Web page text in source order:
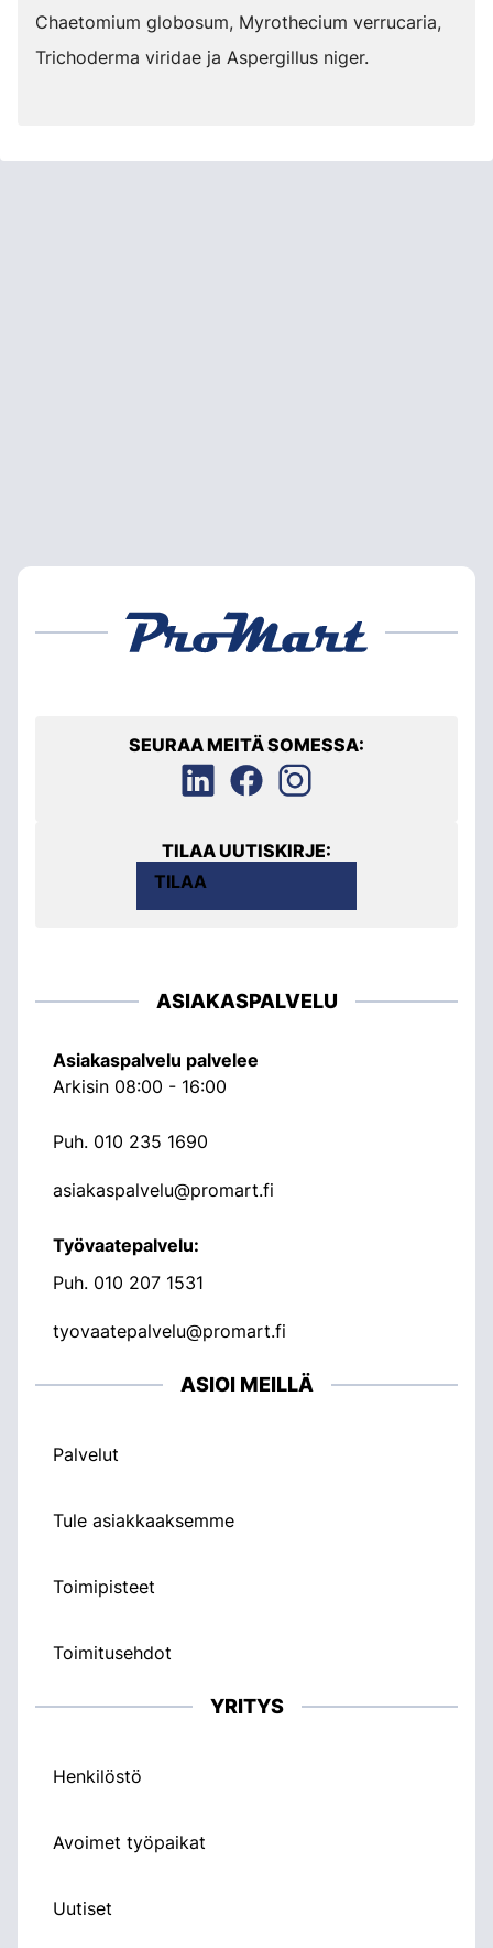
Chaetomium globosum, Myrothecium verrucaria,
Trichoderma viridae ja Aspergillus niger.
SEURAA MEITÄ SOMESSA:
TILAA UUTISKIRJE:
TILAA
ASIAKASPALVELU
Asiakaspalvelu palvelee
Arkisin 08:00 - 16:00
Puh. 010 235 1690
asiakaspalvelu@promart.fi
Työvaatepalvelu:
Puh. 010 207 1531
tyovaatepalvelu@promart.fi
ASIOI MEILLÄ
Palvelut
Tule asiakkaaksemme
Toimipisteet
Toimitusehdot
YRITYS
Henkilöstö
Avoimet työpaikat
Uutiset